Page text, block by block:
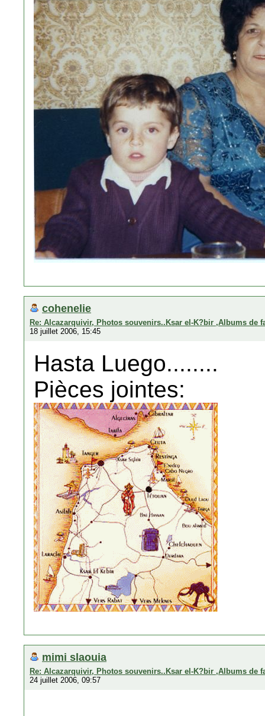
cohenelie
Re: Alcazarquivir, Photos souvenirs..Ksar el-K?bir ,Albums de
18 juillet 2006, 15:45
Hasta Luego........
Pièces jointes:
mimi slaouia
Re: Alcazarquivir, Photos souvenirs..Ksar el-K?bir ,Albums de
24 juillet 2006, 09:57